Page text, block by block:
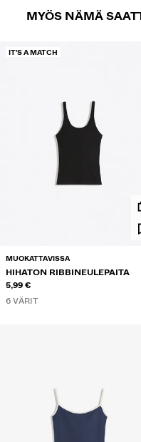
MYÖS NÄMÄ
IT'S A MATCH
MUOKATTAVISSA
HIHATON RIBBINEULEPAITA
5,99 €
6 VÄRIT